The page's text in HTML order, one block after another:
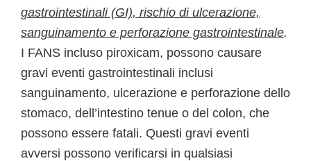
gastrointestinali (GI), rischio di ulcerazione,
sanguinamento e perforazione gastrointestinale.
I FANS incluso piroxicam, possono causare
gravi eventi gastrointestinali inclusi
sanguinamento, ulcerazione e perforazione dello
stomaco, dell’intestino tenue o del colon, che
possono essere fatali. Questi gravi eventi
avversi possono verificarsi in qualsiasi